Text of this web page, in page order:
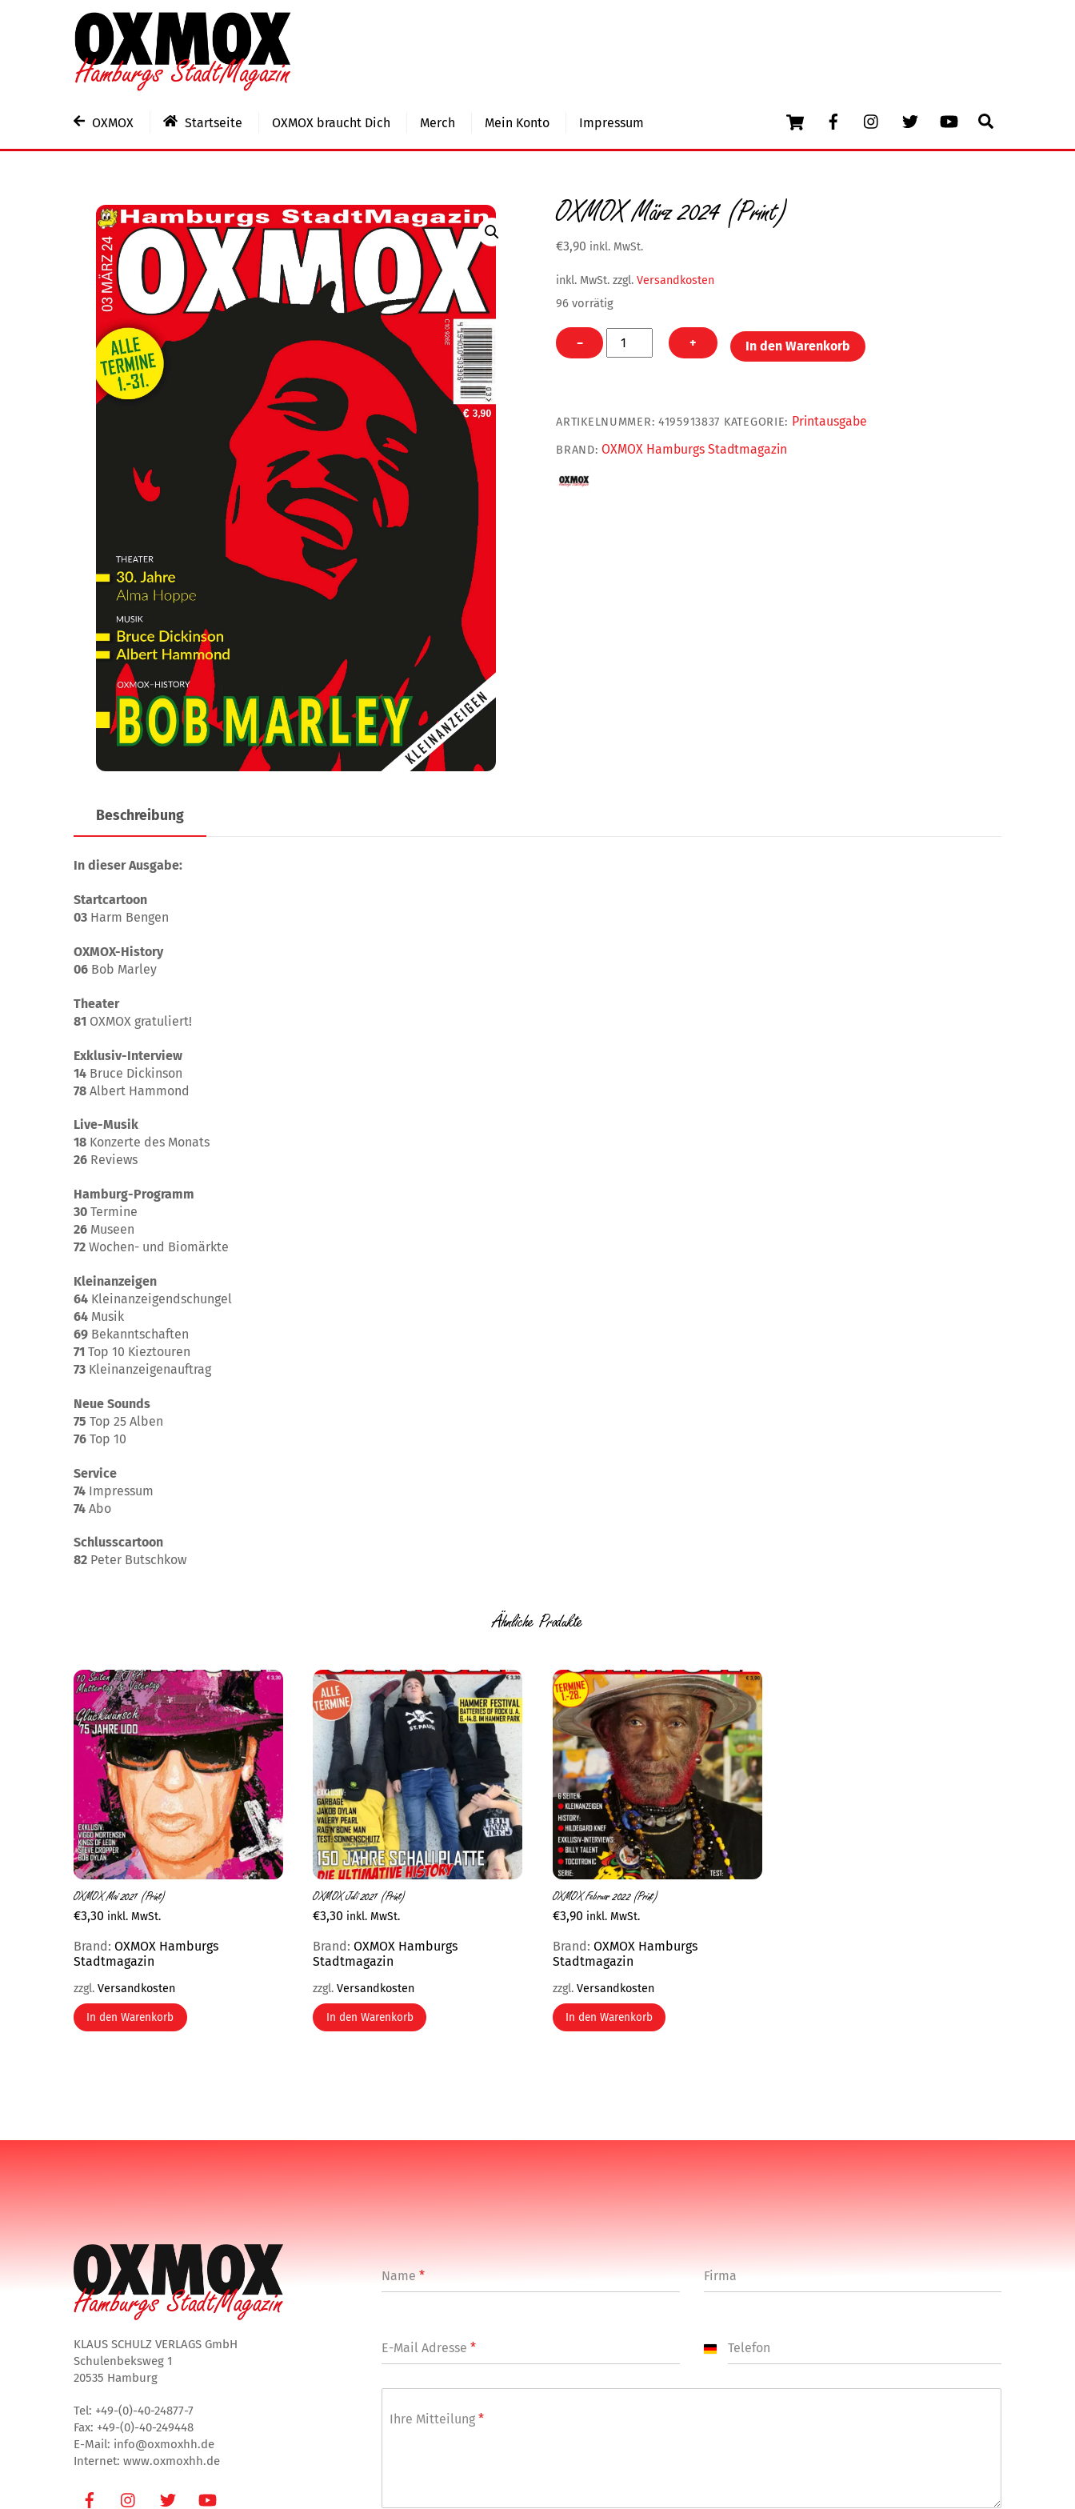
Cart FacebookInstagramTwitter Youtube
OXMOX Startseite OXMOX braucht Dich Merch Mein Konto Impressum
OXMOX März 2024 (Print)
€3,90 inkl. MwSt.
inkl. MwSt. zzgl.Versandkosten
96 vorrätig
−
OXMOX
März
+ In den Warenkorb
ARTIKELNUMMER:4195913837 KATEGORIE: Printausgabe
BRAND: OXMOX Hamburgs Stadtmagazin
Beschreibung
In dieser Ausgabe:
Startcartoon
03 Harm Bengen
OXMOX-History
06 Bob Marley
Theater
81 OXMOX gratuliert!
Exklusiv-Interview
14 Bruce Dickinson
78 Albert Hammond
Live-Musik
18 Konzerte des Monats
26 Reviews
Hamburg-Programm
30 Termine
26 Museen
72 Wochen- und Biomärkte
Kleinanzeigen
64 Kleinanzeigendschungel
64 Musik
69 Bekanntschaften
71 Top 10 Kieztouren
73 Kleinanzeigenauftrag
Neue Sounds
75 Top 25 Alben
76 Top 10
Service
74 Impressum
74 Abo
Schlusscartoon
82 Peter Butschkow
Ähnliche Produkte
OXMOX Mai 2021 (Print)
€3,30 inkl. MwSt.
Brand: OXMOX Hamburgs
Stadtmagazin
zzgl. Versandkosten
In den Warenkorb
OXMOX Juli 2021 (Print)
€3,30 inkl. MwSt.
Brand:OXMOX Hamburgs
Stadtmagazin
zzgl.Versandkosten
In den Warenkorb
OXMOX Februar 2022 (Print)
€3,90 inkl. MwSt.
Brand: OXMOX Hamburgs
Stadtmagazin
zzgl. Versandkosten
In den Warenkorb
KLAUS SCHULZ VERLAGS GmbH
Schulenbeksweg 1
20535 Hamburg
Tel: +49-(0)-40-24877-7
Fax: +49-(0)-40-249448
E-Mail: info@oxmoxhh.de
Internet: www.oxmoxhh.de
FacebookInstagramTwitter
Name* Firma
E-Mail Adresse* Telefon
G
Ihre Mitteilung*